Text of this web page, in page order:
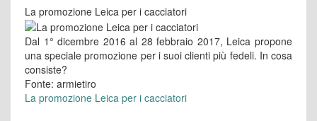
La promozione Leica per i cacciatori
Dal 1° dicembre 2016 al 28 febbraio 2017, Leica propone
una speciale promozione per i suoi clienti più fedeli. In cosa
consiste?
Fonte: armietiro
La promozione Leica per i cacciatori